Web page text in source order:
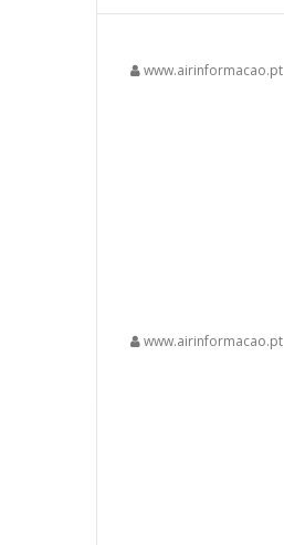
www.airinformacao.pt
www.airinformacao.pt